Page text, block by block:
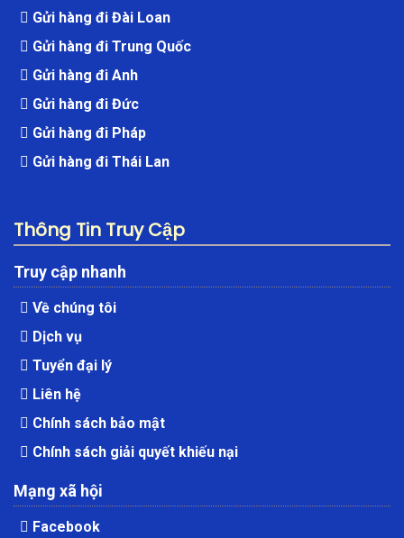
Gửi hàng đi Đài Loan
Gửi hàng đi Trung Quốc
Gửi hàng đi Anh
Gửi hàng đi Đức
Gửi hàng đi Pháp
Gửi hàng đi Thái Lan
Thông Tin Truy Cập
Truy cập nhanh
Về chúng tôi
Dịch vụ
Tuyển đại lý
Liên hệ
Chính sách bảo mật
Chính sách giải quyết khiếu nại
Mạng xã hội
Facebook